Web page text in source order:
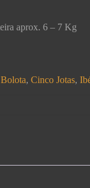
aprox. 6 – 7 Kg
Bolota,Cinco Jotas,